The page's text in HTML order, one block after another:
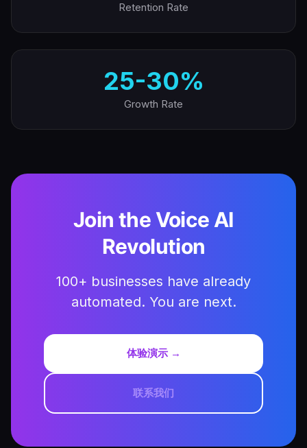
Retention Rate
25-30%
Growth Rate
Join the Voice AI
Revolution
100+ businesses have already
automated. You are next.
体验演示 →
联系我们